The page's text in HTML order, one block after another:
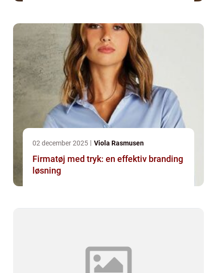
02 december 2025 Viola Rasmusen
Firmatøj med tryk: en effektiv branding
løsning